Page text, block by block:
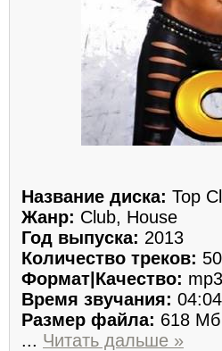
Название диска: Top
Жанр: Club, House
Год выпуска: 2013
Количество треков: 50
Формат|Качество:
Время звучания:
Размер файла: 618 Мб
... Читать дальше »